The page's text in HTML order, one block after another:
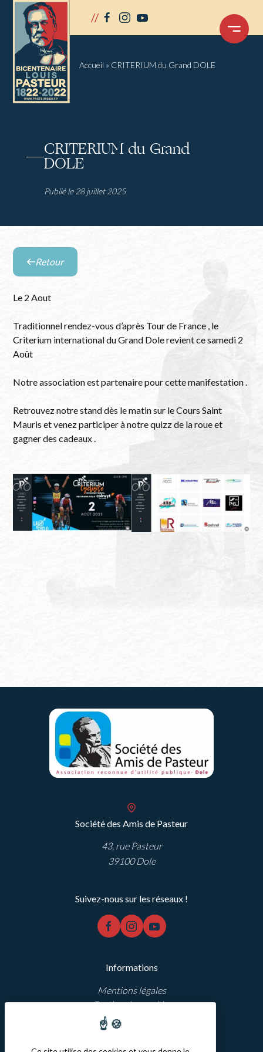
// facebook
instagram
youtube
OUVRIR
MENU
Accueil » CRITERIUM du Grand DOLE
CRITERIUM du Grand
DOLE
Publié le 28 juillet 2025
Retour
la
des
évènements
Retour
Le 2 Aout
Traditionnel rendez-vous d’après Tour de France , le
Criterium international du Grand Dole revient ce samedi 2
Août
Notre association est partenaire pour cette manifestation .
Retrouvez notre stand dès le matin sur le Cours Saint
Mauris et venez participer à notre quizz de la roue et
gagner des cadeaux .
Société des Amis de Pasteur
43, rue Pasteur
39100 Dole
Suivez-nous sur les réseaux !
facebook
instagramyoutube
Informations
Mentions légales
Gestion des cookies
Panneau de gestion des cookies